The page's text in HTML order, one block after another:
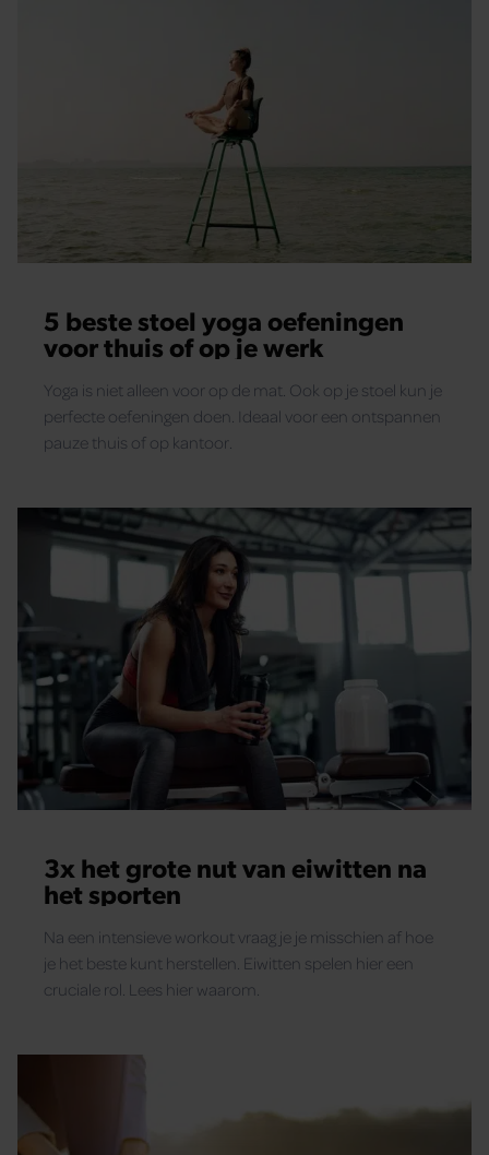
5 beste stoel yoga oefeningen
voor thuis of op je werk
Yoga is niet alleen voor op de mat. Ook op je stoel kun je
perfecte oefeningen doen. Ideaal voor een ontspannen
pauze thuis of op kantoor.
3x het grote nut van eiwitten na
het sporten
Na een intensieve workout vraag je je misschien af hoe
je het beste kunt herstellen. Eiwitten spelen hier een
cruciale rol. Lees hier waarom.